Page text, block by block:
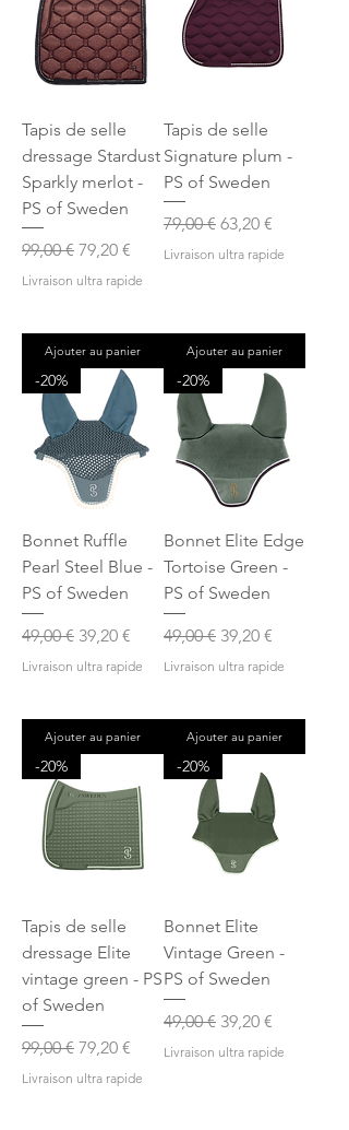
Tapis de selle
dressage Stardust
Sparkly merlot -
PS of Sweden
Prix original
99,00 € Prix promotionnel
79,20 €
Livraison ultra rapide
Ajouter au panier
Tapis de selle
Signature plum -
PS of Sweden
Prix original
79,00 € Prix promotionnel
63,20 €
Livraison ultra rapide
Ajouter au panier
-20%
Bonnet Ruffle
Pearl Steel Blue -
PS of Sweden
Prix original
49,00 € Prix promotionnel
39,20 €
Livraison ultra rapide
Ajouter au panier
-20%
Bonnet Elite Edge
Tortoise Green -
PS of Sweden
Prix original
49,00 € Prix promotionnel
39,20 €
Livraison ultra rapide
Ajouter au panier
-20%
Tapis de selle
dressage Elite
vintage green - PS
of Sweden
Prix original
99,00 € Prix promotionnel
79,20 €
Livraison ultra rapide
-20%
Bonnet Elite
Vintage Green -
PS of Sweden
Prix original
49,00 € Prix promotionnel
39,20 €
Livraison ultra rapide